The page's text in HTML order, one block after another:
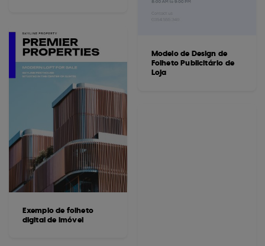
Exemplo de folheto
digital de imóvel
Modelo de Design de
Folheto Publicitário de
Loja